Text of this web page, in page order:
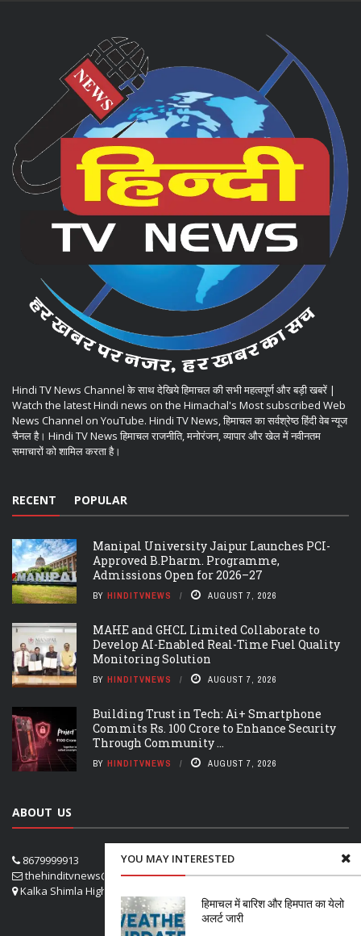
YOU MAY INTERESTED
हिमाचल में बारिश और हिमपात का येलो
अलर्ट जारी
Hindi TV News Channel के साथ देखिये हिमाचल की सभी महत्वपूर्ण और बड़ी खबरें |
Watch the latest Hindi news on the Himachal's Most subscribed Web
News Channel on YouTube. Hindi TV News, हिमाचल का सर्वश्रेष्ठ हिंदी वेब न्यूज
चैनल है। Hindi TV News हिमाचल राजनीति, मनोरंजन, व्यापार और खेल में नवीनतम
समाचारों को शामिल करता है।
RECENT POPULAR
Manipal University Jaipur Launches PCI-
Approved B.Pharm. Programme,
Admissions Open for 2026–27
BY HINDITVNEWS AUGUST 7, 2026
MAHE and GHCL Limited Collaborate to
Develop AI-Enabled Real-Time Fuel Quality
Monitoring Solution
BY HINDITVNEWS AUGUST 7, 2026
Building Trust in Tech: Ai+ Smartphone
Commits Rs. 100 Crore to Enhance Security
Through Community ...
BY HINDITVNEWS AUGUST 7, 2026
ABOUT US
8679999913
thehinditvnews@gmail.com
Kalka Shimla Highway- VPO Panog, SHOGHI SHIMLA